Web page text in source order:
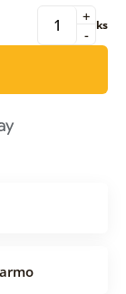
-
+ ks